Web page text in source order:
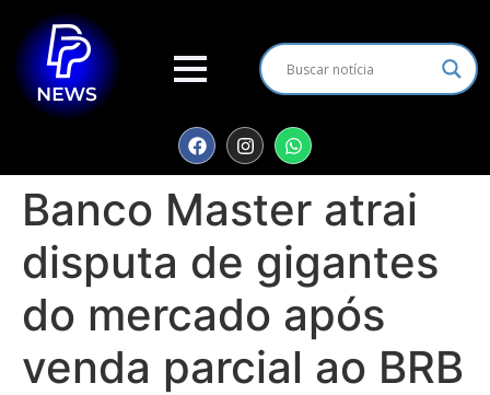
Banco Master atrai
disputa de gigantes
do mercado após
venda parcial ao BRB